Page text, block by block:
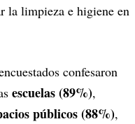
la limpieza e higiene en
confesaron
escuelas (89%),
públicos (88%),